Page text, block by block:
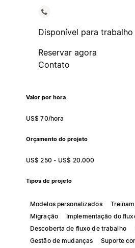
Disponível para trabalho
Reservar agora
Contato
Valor por hora
US$ 70/hora
Orçamento do projeto
US$ 250 - US$ 20.000
Tipos de projeto
Modelos personalizados
Migração
Implementação do
Descoberta de fluxo de trabalho
Gestão de mudanças
Suporte